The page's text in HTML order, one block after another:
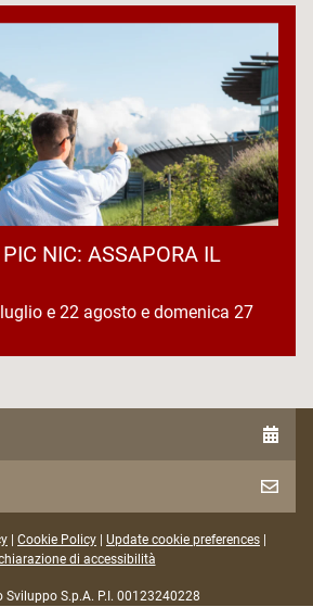
NIC: ASSAPORA IL
e 22 agosto e domenica 27
Cookie Policy Update cookie preferences
di accessibilità
Sviluppo S.p.A. P.I. 00123240228